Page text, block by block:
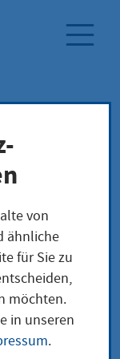
Cup
von
ähnliche
für Sie zu
möchten.
in unseren
.